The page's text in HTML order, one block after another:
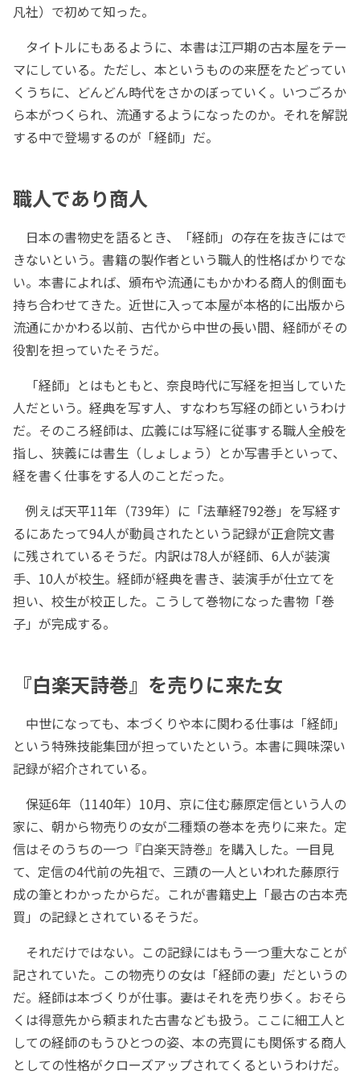
凡社）で初めて知った。
タイトルにもあるように、本書は江戸期の古本屋をテー
マにしている。ただし、本というものの来歴をたどってい
くうちに、どんどん時代をさかのぼっていく。いつごろか
ら本がつくられ、流通するようになったのか。それを解説
する中で登場するのが「経師」だ。
職人であり商人
日本の書物史を語るとき、「経師」の存在を抜きにはで
きないという。書籍の製作者という職人的性格ばかりでな
い。本書によれば、頒布や流通にもかかわる商人的側面も
持ち合わせてきた。近世に入って本屋が本格的に出版から
流通にかかわる以前、古代から中世の長い間、経師がその
役割を担っていたそうだ。
「経師」とはもともと、奈良時代に写経を担当していた
人だという。経典を写す人、すなわち写経の師というわけ
だ。そのころ経師は、広義には写経に従事する職人全般を
指し、狭義には書生（しょしょう）とか写書手といって、
経を書く仕事をする人のことだった。
例えば天平11年（739年）に「法華経792巻」を写経す
るにあたって94人が動員されたという記録が正倉院文書
に残されているそうだ。内訳は78人が経師、6人が装演
手、10人が校生。経師が経典を書き、装演手が仕立てを
担い、校生が校正した。こうして巻物になった書物「巻
子」が完成する。
『白楽天詩巻』を売りに来た女
中世になっても、本づくりや本に関わる仕事は「経師」
という特殊技能集団が担っていたという。本書に興味深い
記録が紹介されている。
保延6年（1140年）10月、京に住む藤原定信という人の
家に、朝から物売りの女が二種類の巻本を売りに来た。定
信はそのうちの一つ『白楽天詩巻』を購入した。一目見
て、定信の4代前の先祖で、三蹟の一人といわれた藤原行
成の筆とわかったからだ。これが書籍史上「最古の古本売
買」の記録とされているそうだ。
それだけではない。この記録にはもう一つ重大なことが
記されていた。この物売りの女は「経師の妻」だというの
だ。経師は本づくりが仕事。妻はそれを売り歩く。おそら
くは得意先から頼まれた古書なども扱う。ここに細工人と
しての経師のもうひとつの姿、本の売買にも関係する商人
としての性格がクローズアップされてくるというわけだ。